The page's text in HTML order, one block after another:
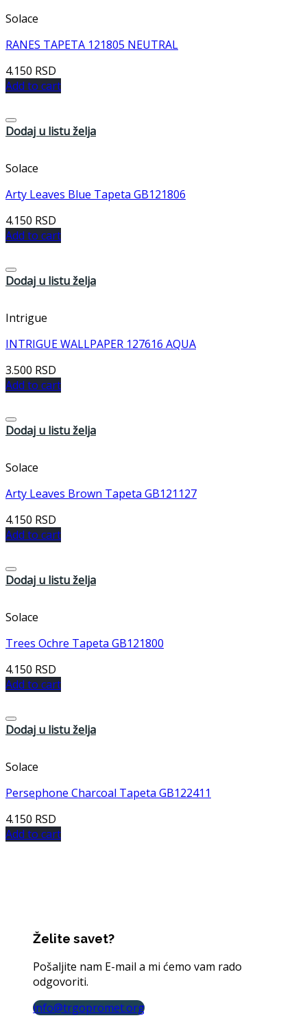
Solace
RANES TAPETA 121805 NEUTRAL
4.150 RSD
Add to cart
Dodaj u listu želja
Solace
Arty Leaves Blue Tapeta GB121806
4.150 RSD
Add to cart
Dodaj u listu želja
Intrigue
INTRIGUE WALLPAPER 127616 AQUA
3.500 RSD
Add to cart
Dodaj u listu želja
Solace
Arty Leaves Brown Tapeta GB121127
4.150 RSD
Add to cart
Dodaj u listu želja
Solace
Trees Ochre Tapeta GB121800
4.150 RSD
Add to cart
Dodaj u listu želja
Solace
Persephone Charcoal Tapeta GB122411
4.150 RSD
Add to cart
Želite savet?
Pošaljite nam E-mail a mi ćemo vam rado
odgovoriti.
info@trgopromet.org